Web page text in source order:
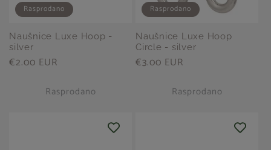
Rasprodano
Naušnice Luxe Hoop -
silver
Redovna
€2.00 EUR
Rasprodano
Rasprodano
Naušnice Luxe Hoop
Circle - silver
Redovna
€3.00 EUR
Rasprodano